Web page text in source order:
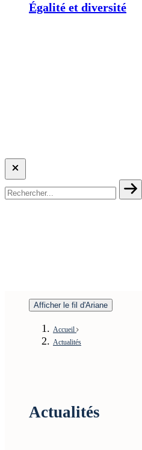
Égalité et diversité
Afficher le fil d'Ariane
Accueil
Actualités
Actualités